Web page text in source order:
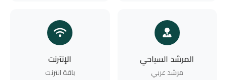
المرشد السياحي
مرشد عربي
الإنترنت
باقة انترنت